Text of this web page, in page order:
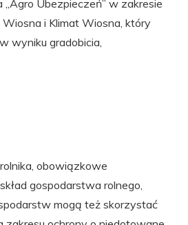
Ubezpieczeń” w zakresie
i Klimat Wiosna, który
wyniku gradobicia,
obowiązkowe
gospodarstwa rolnego,
mogą też skorzystać